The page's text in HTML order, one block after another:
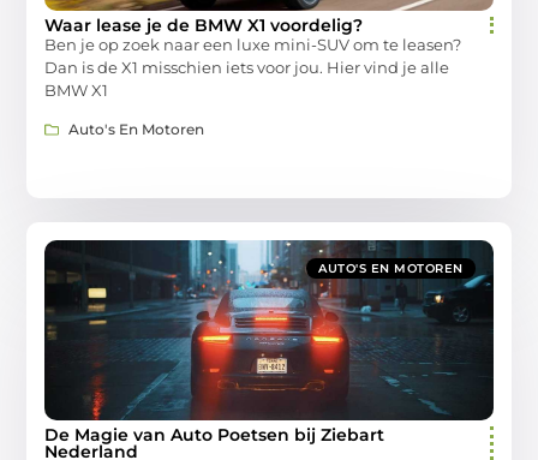
Waar lease je de BMW X1 voordelig?
Ben je op zoek naar een luxe mini-SUV om te leasen?
Dan is de X1 misschien iets voor jou. Hier vind je alle
BMW X1
Auto's En Motoren
AUTO'S EN MOTOREN
De Magie van Auto Poetsen bij Ziebart
Nederland